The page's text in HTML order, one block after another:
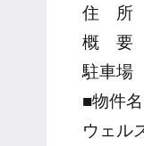
住 所
概 要
駐車
■物件
ウェル